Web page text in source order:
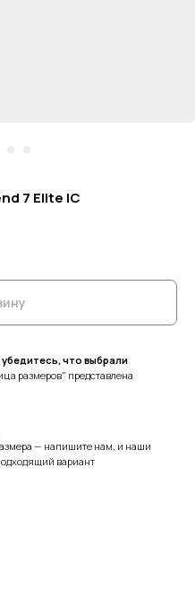
7 Elite IC
убедитесь, что выбрали
размеров" представлена
— напишите нам, и наши
вариант